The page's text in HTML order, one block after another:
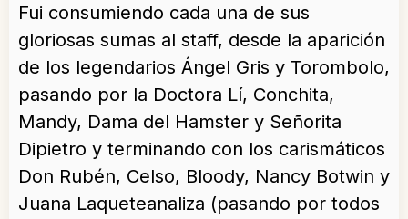
Fui consumiendo cada una de sus
gloriosas sumas al staff, desde la aparición
de los legendarios Ángel Gris y Torombolo,
pasando por la Doctora Lí, Conchita,
Mandy, Dama del Hamster y Señorita
Dipietro y terminando con los carismáticos
Don Rubén, Celso, Bloody, Nancy Botwin y
Juana Laqueteanaliza (pasando por todos